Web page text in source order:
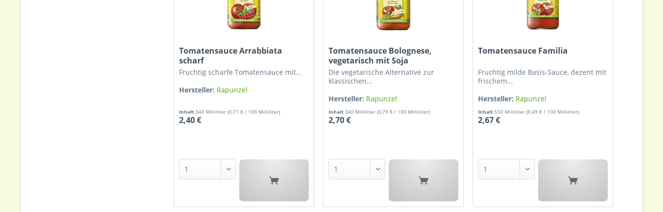
Tomatensauce Arrabbiata
scharf
Fruchtig scharfe Tomatensauce mit...
Hersteller: Rapunzel
Inhalt340 Milliliter(0,71 € / 100 Milliliter)
2,40 €
Tomatensauce Bolognese,
vegetarisch mit Soja
Die vegetarische Alternative zur
klassischen...
Hersteller: Rapunzel
Inhalt340 Milliliter(0,79 € / 100 Milliliter)
2,70 €
Tomatensauce Familia
Fruchtig milde Basis-Sauce, dezent mit
frischem...
Hersteller: Rapunzel
Inhalt 550 Milliliter(0,49 € / 100 Milliliter)
2,67 €